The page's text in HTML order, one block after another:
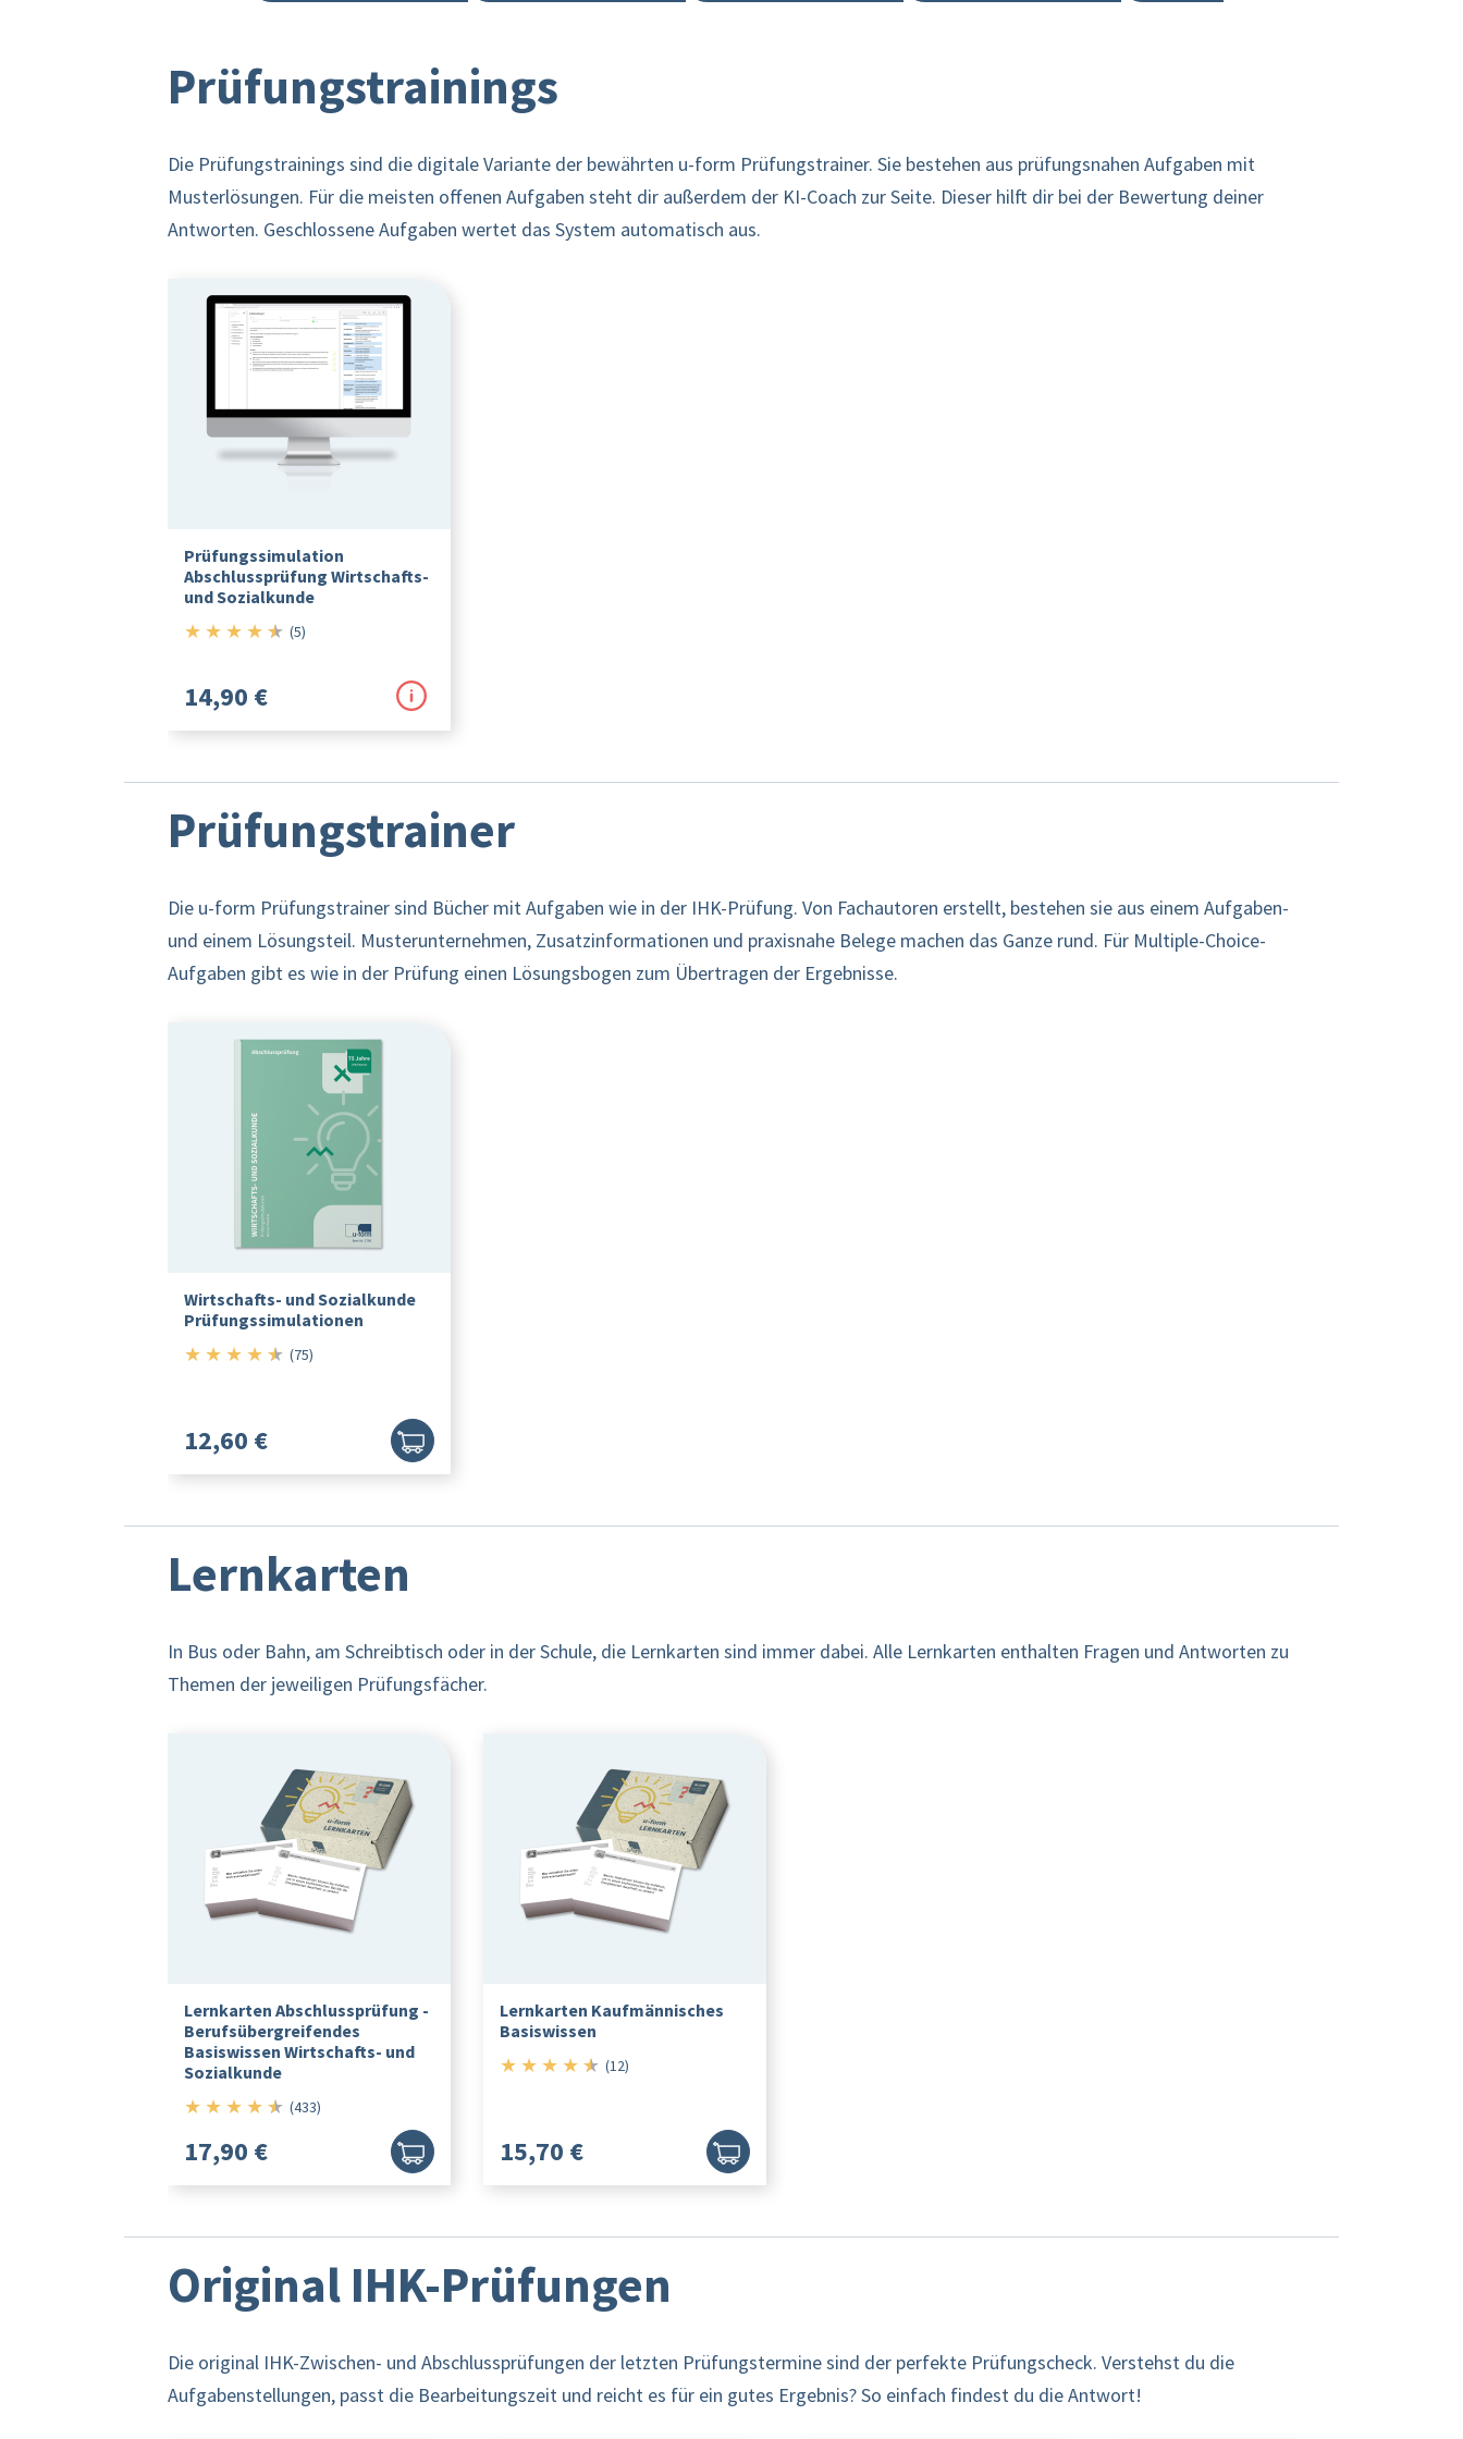
Prüfungstrainings
Die Prüfungstrainings sind die digitale Variante der bewährten u-form Prüfungstrainer. Sie bestehen aus prüfungsnahen Aufgaben mit
Musterlösungen. Für die meisten offenen Aufgaben steht dir außerdem der KI-Coach zur Seite. Dieser hilft dir bei der Bewertung deiner
Antworten. Geschlossene Aufgaben wertet das System automatisch aus.
Prüfungssimulation
Abschlussprüfung Wirtschafts-
und Sozialkunde
★ ★ ★ ★ ★ 4.5/5
(5)
14,90 €
Prüfungstrainer
Die u-form Prüfungstrainer sind Bücher mit Aufgaben wie in der IHK-Prüfung. Von Fachautoren erstellt, bestehen sie aus einem Aufgaben-
und einem Lösungsteil. Muster­unternehmen, Zusatzinformationen und praxisnahe Belege machen das Ganze rund. Für Multiple-Choice-
Aufgaben gibt es wie in der Prüfung einen Lösungsbogen zum Übertragen der Ergebnisse.
Wirtschafts- und Sozialkunde
Prüfungssimulationen
★ ★ ★ ★ ★ 4.5/5
(75)
12,60 €
Lernkarten
In Bus oder Bahn, am Schreibtisch oder in der Schule, die Lernkarten sind immer dabei. Alle Lernkarten enthalten Fragen und Antworten zu
Themen der jeweiligen Prüfungsfächer.
Lernkarten Abschlussprüfung -
Berufsübergreifendes
Basiswissen Wirtschafts- und
Sozialkunde
★ ★ ★ ★ ★ 4.5/5
(433)
17,90 €
Lernkarten Kaufmännisches
Basiswissen
★ ★ ★ ★ ★ 4.5/5
(12)
15,70 €
Original IHK-Prüfungen
Die original IHK-Zwischen- und Abschlussprüfungen der letzten Prüfungstermine sind der perfekte Prüfungscheck. Verstehst du die
Aufgabenstellungen, passt die Bearbeitungszeit und reicht es für ein gutes Ergebnis? So einfach findest du die Antwort!